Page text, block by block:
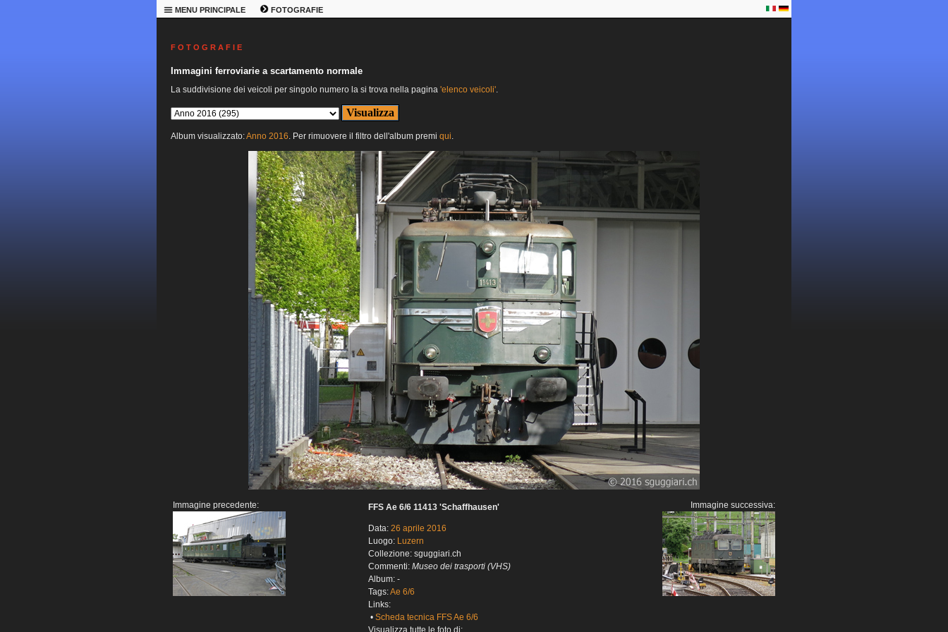
MENU PRINCIPALE FOTOGRAFIE
F O T O G R A F I E
Immagini ferroviarie a scartamento normale
La suddivisione dei veicoli per singolo numero la si trova nella pagina 'elenco veicoli'.
Album visualizzato:Anno 2016. Per rimuovere il filtro dell'album premi qui.
Immagine precedente: FFS Ae 6/6 11413 'Schaffhausen'
Data: 26 aprile 2016
Luogo: Luzern
Collezione: sguggiari.ch
Commenti: Museo dei trasporti (VHS)
Album: -
Tags:Ae 6/6
Links:
• Scheda tecnica FFS Ae 6/6
Immagine successiva: